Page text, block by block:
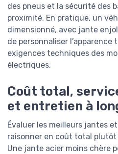
des pneus et la sécurité des
proximité. En pratique, un
dimensionné, avec jante
de personnaliser
exigences techniques des
électriques.
Coût total,
et entretien à
Évaluer les meilleurs jantes
raisonner en coût total plutôt
Une jante acier moins chère